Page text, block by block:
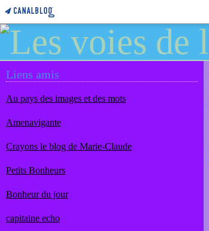
Liens amis
Au pays des images et des mots
Amenavigante
Crayons le blog de Marie-Claude
Petits Bonheurs
Bonheur du jour
capitaine echo